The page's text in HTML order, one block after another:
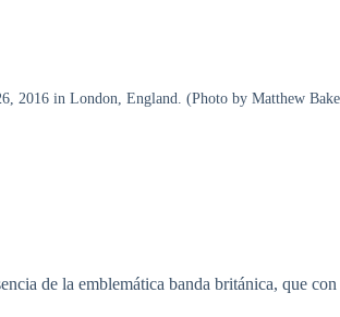
2016 in London, England. (Photo by Matthew
de la emblemática banda británica, que